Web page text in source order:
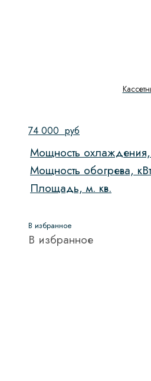
74 000 руб
Мощность охлаждения,
Мощность обогрева, кВт
Площадь, м. кв.
В избранное
В избранное